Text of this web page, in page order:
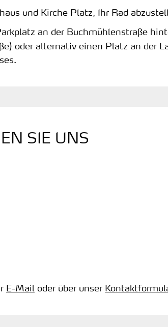
und Kirche Platz, Ihr Rad
an der Buchmühlenstraße
oder alternativ einen Platz an der
SIE UNS
E-Mail oder über unser